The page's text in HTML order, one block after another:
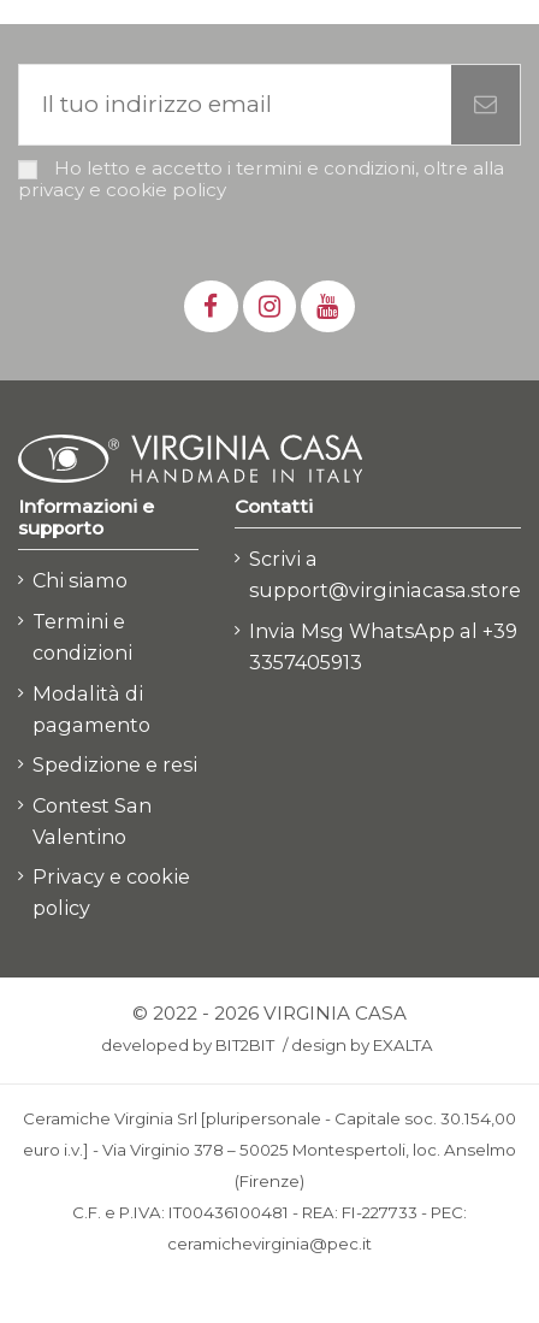
Ho letto e accetto i termini e condizioni, oltre alla
privacy e cookie policy
Informazioni e
supporto
Chi siamo
Termini e
condizioni
Modalità di
pagamento
Spedizione e resi
Contest San
Valentino
Privacy e cookie
policy
Contatti
Scrivi a
support@virginiacasa.store
Invia Msg WhatsApp al +39
3357405913
© 2022 - 2026 VIRGINIA CASA
developed by BIT2BIT /design by EXALTA
Ceramiche Virginia Srl [pluripersonale - Capitale soc. 30.154,00
euro i.v.] - Via Virginio 378 – 50025 Montespertoli, loc. Anselmo
(Firenze)
C.F. e P.IVA: IT00436100481 - REA: FI-227733 - PEC:
ceramichevirginia@pec.it